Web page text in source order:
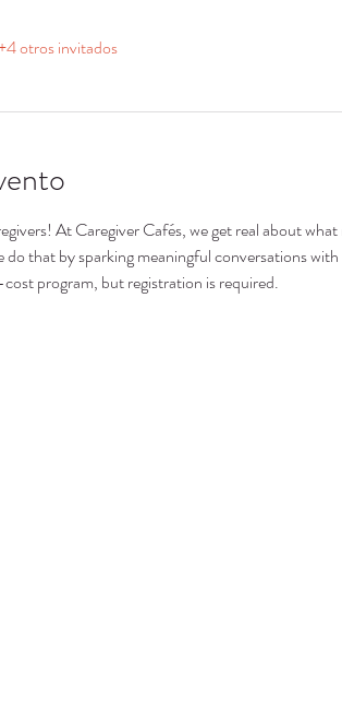
otros invitados
At Caregiver Cafés, we get real about
that by sparking meaningful conversations
cost program, but registration is required.